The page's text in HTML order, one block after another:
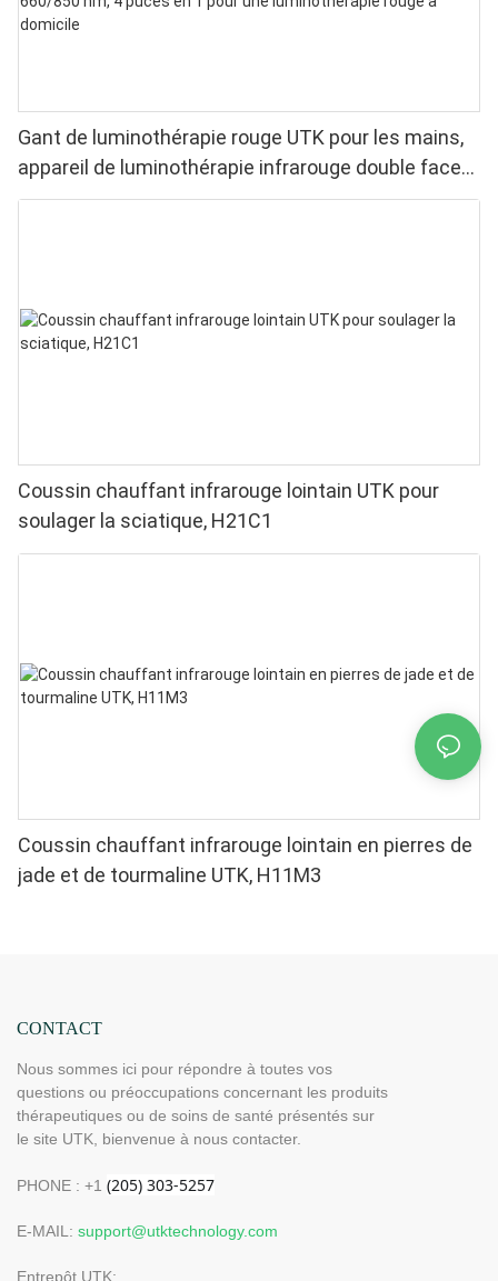
Gant de luminothérapie rouge UTK pour les mains,
appareil de luminothérapie infrarouge double face
pour soulager les douleurs aux doigts et aux
Coussin chauffant infrarouge lointain UTK pour
soulager la sciatique, H21C1
Coussin chauffant infrarouge lointain en pierres de
jade et de tourmaline UTK, H11M3
CONTACT
Nous sommes ici pour répondre à toutes vos
questions ou préoccupations concernant les produits
thérapeutiques ou de soins de santé présentés sur
le site UTK, bienvenue à nous contacter.
PHONE : +1
E-MAIL: support@utktechnology.com
Entrepôt UTK: